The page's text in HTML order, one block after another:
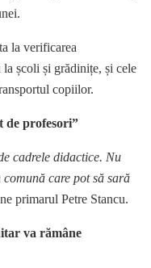
la verificarea
la școli și grădinițe, și cele
copiilor.
profesori”
cadrele didactice. Nu
care pot să sară
primarul Petre Stancu.
va rămâne